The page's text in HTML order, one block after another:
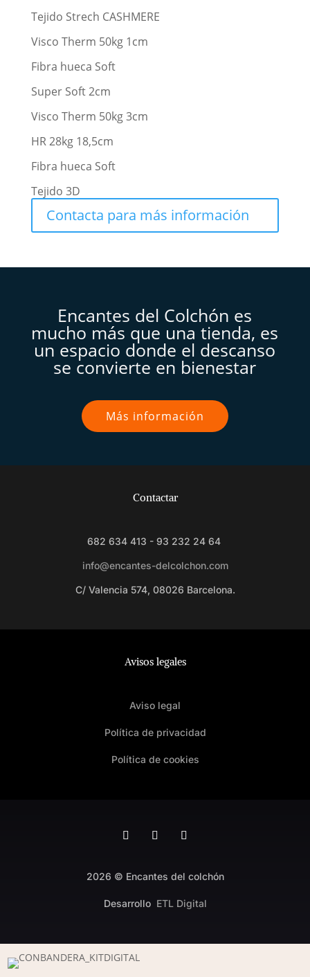
Tejido Strech CASHMERE
Visco Therm 50kg 1cm
Fibra hueca Soft
Super Soft 2cm
Visco Therm 50kg 3cm
HR 28kg 18,5cm
Fibra hueca Soft
Tejido 3D
Contacta para más información
Encantes del Colchón es
mucho más que una tienda, es
un espacio donde el descanso
se convierte en bienestar
Más información
Contactar
682 634 413 - 93 232 24 64
info@encantes-delcolchon.com
C/ Valencia 574, 08026 Barcelona.
Avisos legales
Aviso legal
Política de privacidad
Política de cookies
2026 © Encantes del colchón
Desarrollo ETL Digital